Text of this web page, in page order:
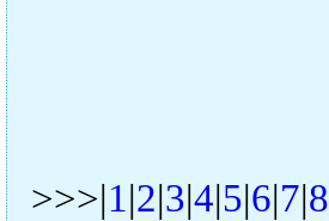
>>>|1|2|3|4|5|6|7|8